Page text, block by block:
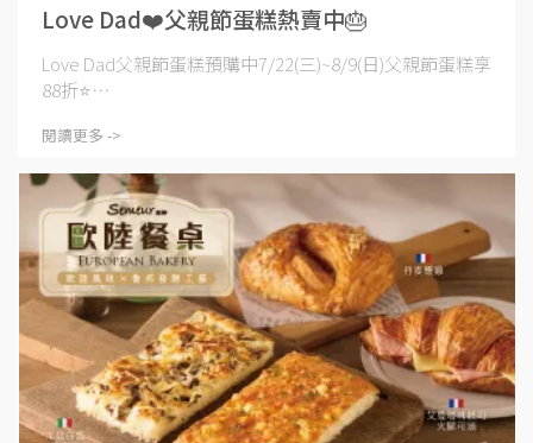
Love Dad❤️父親節蛋糕熱賣中🎂
Love Dad父親節蛋糕預購中7/22(三)~8/9(日)父親節蛋糕享
88折⭐⋯
閱讀更多 ->